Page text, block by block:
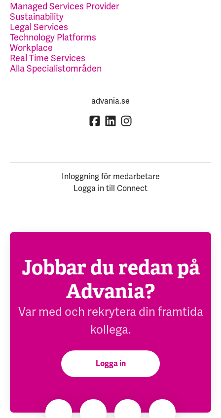
Managed Services Provider
Sustainability
Legal Services
Technology Platforms
Workplace
Real Time Services
Alla Specialistområden
advania.se
Inloggning för medarbetare
Logga in till Connect
Jobbar du redan på
Advania?
Var med och rekrytera din framtida
kollega.
Logga in